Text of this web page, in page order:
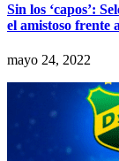
Sin los ‘capos’:
el amistoso frente
mayo 24, 2022